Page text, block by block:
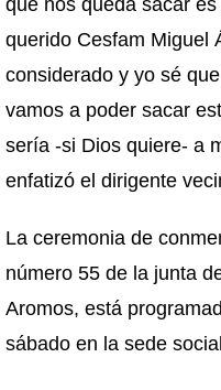
que nos queda sacar
querido Cesfam Miguel
considerado y yo sé
vamos a poder sacar
sería -si Dios quiere- a
enfatizó el dirigente
La ceremonia de
número 55 de la junta
Aromos, está
sábado en la sede